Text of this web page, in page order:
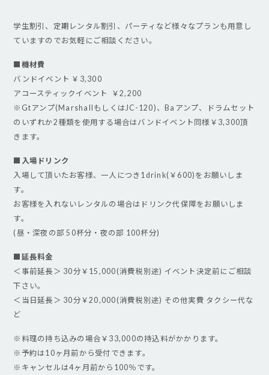
学生割引、定期レンタル割引、パーティなど様々なプランも用意し
ていますのでお気軽にご相談ください。
■機材費
バンドイベント ￥3,300
アコースティックイベント ￥2,200
※Gtアンプ(MarshallもしくはJC-120)、Baアンプ、ドラムセット
のいずれか2種類を使用する場合はバンドイベント同様￥3,300頂
きます。
■入場ドリンク
入場して頂いたお客様、一人につき1drink(￥600)をお願いしま
す。
お客様を入れないレンタルの場合はドリンク代保障をお願いしま
す。
(昼・深夜の部 50杯分・夜の部 100杯分)
■延長料金
＜事前延長＞ 30分￥15,000(消費税別途) イベント決定前にご相談
下さい。
＜当日延長＞ 30分￥20,000(消費税別途) その他実費 タクシー代な
ど
※料理の持ち込みの場合￥33,000の持込料がかかります。
※予約は10ヶ月前から受付できます。
※キャンセルは4ヶ月前から100％です。